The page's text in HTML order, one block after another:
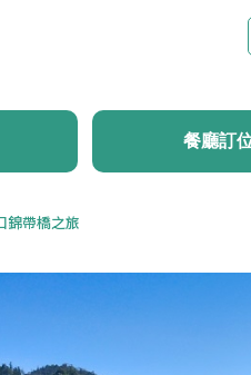
餐廳訂
錦帶橋之旅